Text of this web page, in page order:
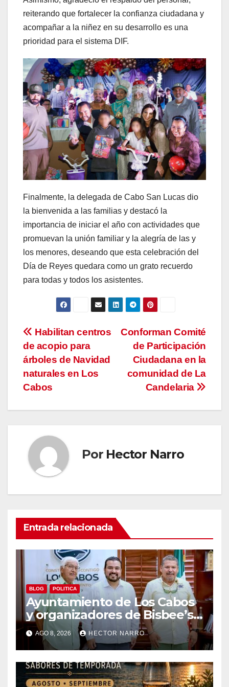
reiterando que fortalecer la confianza ciudadana y
acompañar a la niñez en su desarrollo es una
prioridad para el sistema DIF.
Finalmente, la delegada de Cabo San Lucas dio
la bienvenida a las familias y destacó la
importancia de iniciar el año con actividades que
promuevan la unión familiar y la alegría de las y
los menores, deseando que esta celebración del
Día de Reyes quedara como un grato recuerdo
para todas y todos los asistentes.
Navegación
de
entradas
Conforman Comité
de Participación
Ciudadana en la
comunidad de La
Candelaria
Habilitan centros
de acopio para
árboles de Navidad
naturales en Los
Cabos
Por Hector Narro
Entrada relacionada
BLOG POLITICA
Ayuntamiento de Los Cabos
y organizadores de Bisbee’s
coordinan acciones para
edición 2026
AGO 8, 2026 HECTOR NARRO